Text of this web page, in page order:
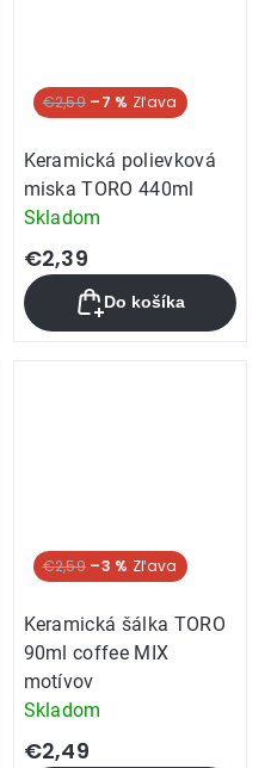
€2,59 –7 %
Keramická polievková
miska TORO 440ml
Skladom
€2,39
Do košíka
€2,59 –3 %
Keramická šálka TORO
90ml coffee MIX
motívov
Skladom
€2,49